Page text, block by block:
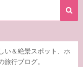
い＆絶景スポット、ホ
旅行ブログ。